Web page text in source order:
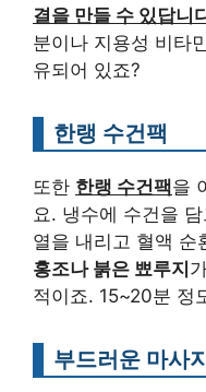
결을 만들 수 있답니
분이나 지용성 비타
유되어 있죠?
한랭 수건팩
또한 한랭 수건팩을
요. 냉수에 수건을
열을 내리고 혈액 순
홍조나 붉은 뾰루지
적이죠. 15~20분 정
부드러운 마사